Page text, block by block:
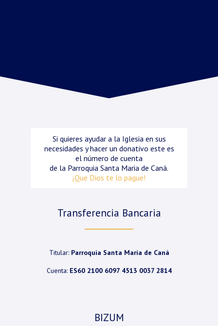
Si quieres ayudar a la Iglesia en sus
necesidades y hacer un donativo este es
el número de cuenta
de la Parroquia Santa Maria de Caná.
¡Que Dios te lo pague!
Transferencia Bancaria
Titular: Parroquia Santa María de Caná
Cuenta: ES60 2100 6097 4513 0037 2814
BIZUM